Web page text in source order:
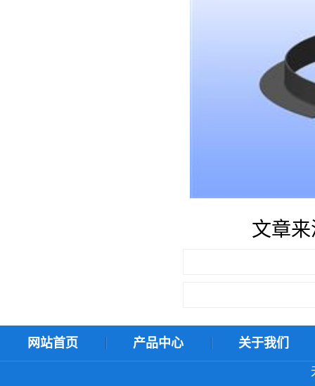
文章来
网站首页 产品中心 关于我们